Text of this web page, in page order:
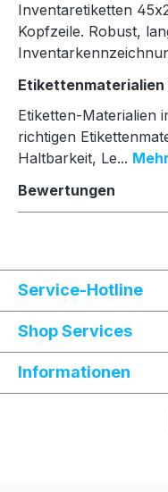
Inventaretiketten
Kopfzeile. Robust,
Etikettenmaterialien
Etiketten-Materialien
richtigen
Haltbarkeit, Le... Mehr
Bewertungen
Service-Hotline
Shop Services
Informationen